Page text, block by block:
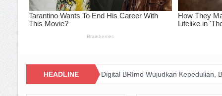
HEADLINE
Zakat Digital BRImo Wujudkan Kepedulian, BAZNAS